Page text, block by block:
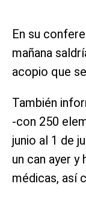
En su
mañana
acopio que
También
-con 250
junio al 1 de
un can ayer y
médicas, así